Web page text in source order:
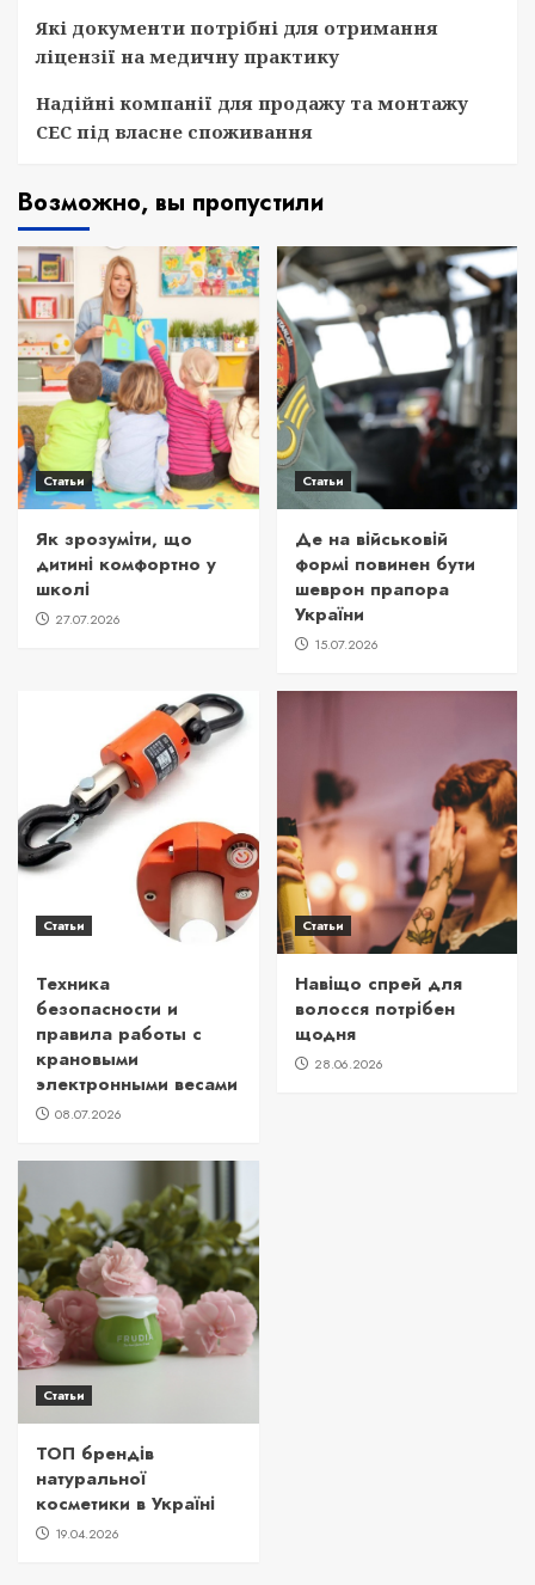
Які документи потрібні для отримання
ліцензії на медичну практику
Надійні компанії для продажу та монтажу
СЕС під власне споживання
Возможно, вы пропустили
Статьи
Як зрозуміти, що
дитині комфортно у
школі
27.07.2026
Статьи
Де на військовій
формі повинен бути
шеврон прапора
України
15.07.2026
Статьи
Техника
безопасности и
правила работы с
крановыми
электронными весами
08.07.2026
Статьи
Навіщо спрей для
волосся потрібен
щодня
28.06.2026
Статьи
ТОП брендів
натуральної
косметики в Україні
19.04.2026